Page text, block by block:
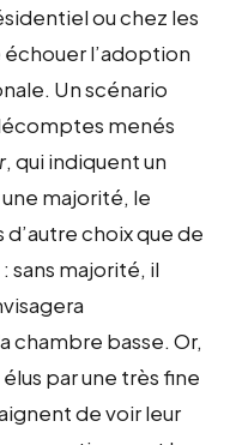
ou chez les
l’adoption
Un scénario
menés
, qui indiquent un
majorité, le
choix que de
sans majorité, il
chambre basse. Or,
par une très fine
de voir leur